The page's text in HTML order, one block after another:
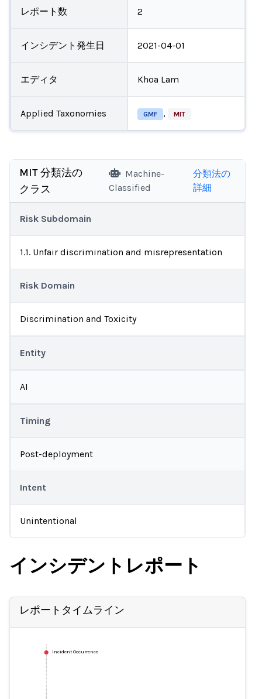
レポート数 2
インシデント発生日 2021-04-01
エディタ Khoa Lam
Applied Taxonomies GMF , MIT
MIT 分類法の
クラス
Machine-
Classified
分類法の
詳細
Risk Subdomain
1.1. Unfair discrimination and misrepresentation
Risk Domain
Discrimination and Toxicity
Entity
AI
Timing
Post-deployment
Intent
Unintentional
インシデントレポート
レポートタイムライン
Incident Occurrence